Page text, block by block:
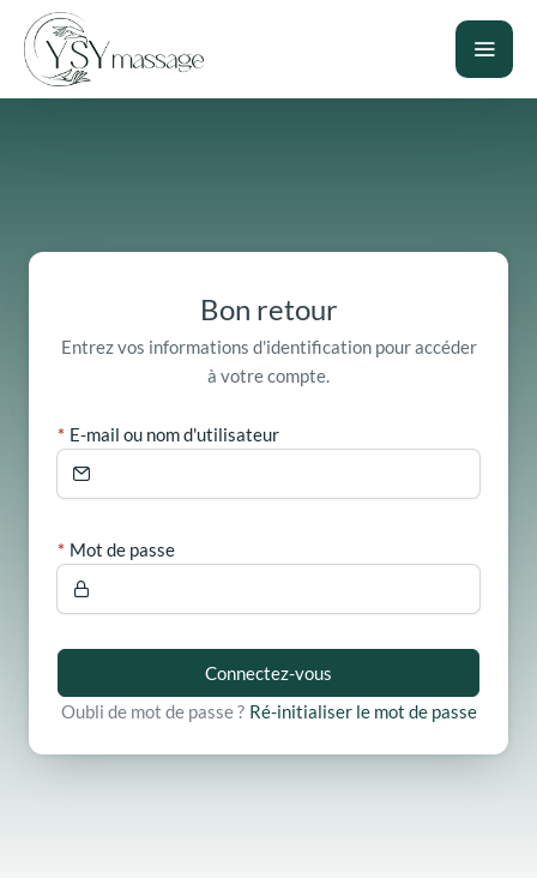
Bon retour
Entrez vos informations d'identification pour accéder
à votre compte.
E-mail ou nom d'utilisateur
Mot de passe
Connectez-vous
Oubli de mot de passe ? Ré-initialiser le mot de passe